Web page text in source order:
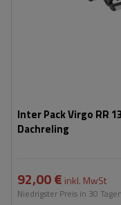
Inter Pack Virgo RR
Dachreling
92,00 € inkl. MwSt
Niedrigster Preis in 30